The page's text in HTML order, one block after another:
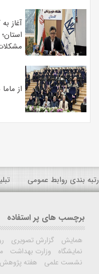
آغاز
از
رتبه بندی روابط عمومی
برچسب های پر استفاده
همایش گزارش تصویری
نمایشگاه
وزارت بهداشت
نشست علمی
هفته پژوهش